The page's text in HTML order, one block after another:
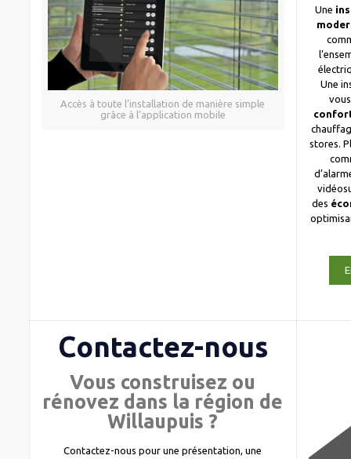
Accès à toute l’installation de manière simple
grâce à l’application mobile
Une
Une
stores.
des
Contactez-nous
Vous construisez ou
rénovez dans la région de
Willaupuis ?
Contactez-nous pour une présentation, une